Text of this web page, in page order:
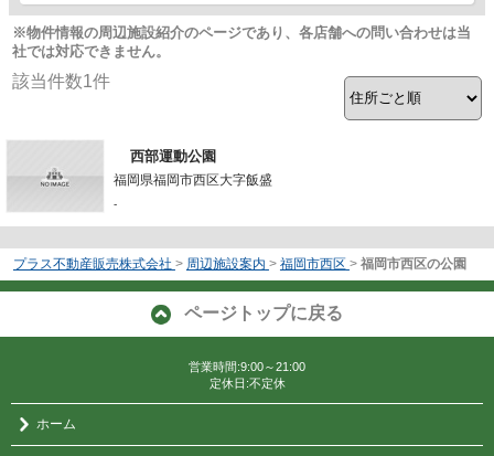
※物件情報の周辺施設紹介のページであり、各店舗への問い合わせは当
社では対応できません。
該当件数1件
西部運動公園
福岡県福岡市西区大字飯盛
-
プラス不動産販売株式会社 > 周辺施設案内 > 福岡市西区 > 福岡市西区の公園
ページトップに戻る
営業時間:9:00～21:00
定休日:不定休
ホーム